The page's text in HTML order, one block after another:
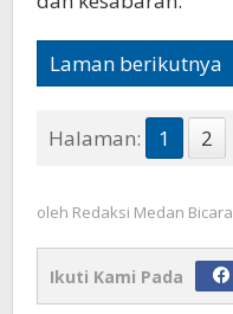
Laman berikutnya
Halaman: 1 2
oleh Redaksi Medan Bicara
Ikuti Kami Pada